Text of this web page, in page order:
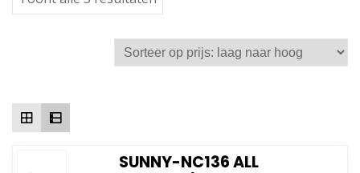
op
prijs:
laag
SUNNY-NC136 ALL